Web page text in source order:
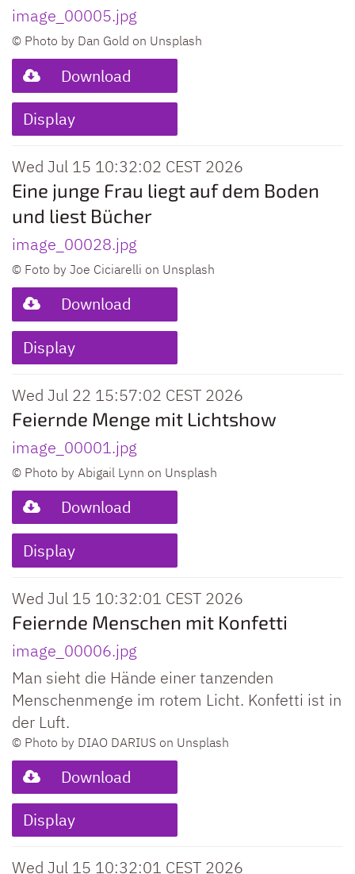
image_00005.jpg
© Photo by Dan Gold on Unsplash
Download
Display
Wed Jul 15 10:32:02 CEST 2026
Eine junge Frau liegt auf dem Boden
und liest Bücher
image_00028.jpg
© Foto by Joe Ciciarelli on Unsplash
Download
Display
Wed Jul 22 15:57:02 CEST 2026
Feiernde Menge mit Lichtshow
image_00001.jpg
© Photo by Abigail Lynn on Unsplash
Download
Display
Wed Jul 15 10:32:01 CEST 2026
Feiernde Menschen mit Konfetti
image_00006.jpg
Man sieht die Hände einer tanzenden
Menschenmenge im rotem Licht. Konfetti ist in
der Luft.
© Photo by DIAO DARIUS on Unsplash
Download
Display
Wed Jul 15 10:32:01 CEST 2026